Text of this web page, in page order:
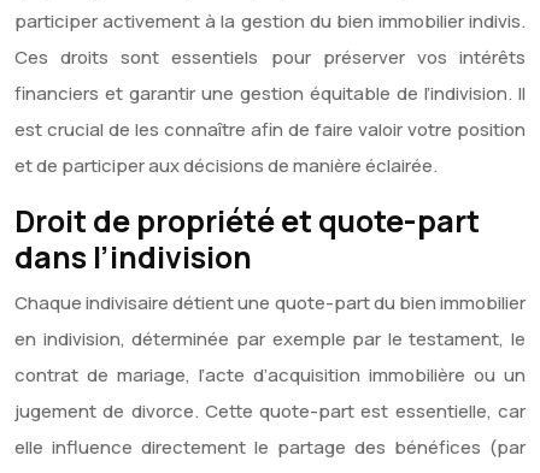
participer activement à la gestion du bien immobilier indivis.
Ces droits sont essentiels pour préserver vos intérêts
financiers et garantir une gestion équitable de l’indivision. Il
est crucial de les connaître afin de faire valoir votre position
et de participer aux décisions de manière éclairée.
Droit de propriété et quote-part
dans l’indivision
Chaque indivisaire détient une quote-part du bien immobilier
en indivision, déterminée par exemple par le testament, le
contrat de mariage, l’acte d’acquisition immobilière ou un
jugement de divorce. Cette quote-part est essentielle, car
elle influence directement le partage des bénéfices (par